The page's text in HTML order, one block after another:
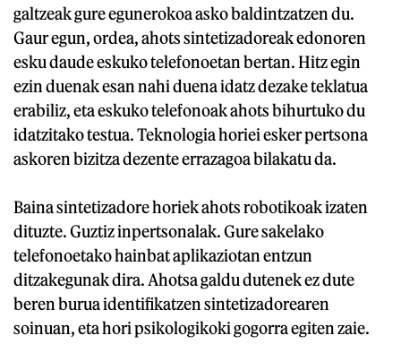
galtzeak gure egunerokoa asko baldintzatzen du.
Gaur egun, ordea, ahots sintetizadoreak edonoren
esku daude eskuko telefonoetan bertan. Hitz egin
ezin duenak esan nahi duena idatz dezake teklatua
erabiliz, eta eskuko telefonoak ahots bihurtuko du
idatzitako testua. Teknologia horiei esker pertsona
askoren bizitza dezente errazagoa bilakatu da.
Baina sintetizadore horiek ahots robotikoak izaten
dituzte. Guztiz inpertsonalak. Gure sakelako
telefonoetako hainbat aplikaziotan entzun
ditzakegunak dira. Ahotsa galdu dutenek ez dute
beren burua identifikatzen sintetizadorearen
soinuan, eta hori psikologikoki gogorra egiten zaie.